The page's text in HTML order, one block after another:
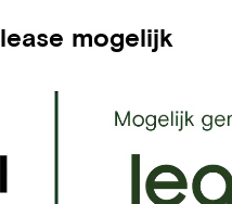
mogelijk